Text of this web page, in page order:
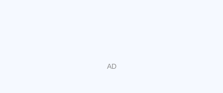
Fahrzeugs steuern und aus nächster Nähe erleben, wie